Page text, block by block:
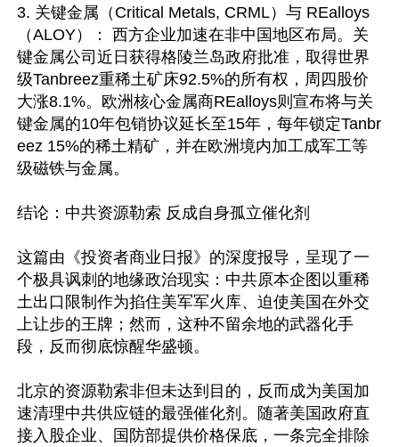
3. 关键金属（Critical Metals, CRML）与 REalloys
（ALOY）： 西方企业加速在非中国地区布局。关
键金属公司近日获得格陵兰岛政府批准，取得世界
级Tanbreez重稀土矿床92.5%的所有权，周四股价
大涨8.1%。欧洲核心金属商REalloys则宣布将与关
键金属的10年包销协议延长至15年，每年锁定Tanbr
eez 15%的稀土精矿，并在欧洲境内加工成军工等
级磁铁与金属。
结论：中共资源勒索 反成自身孤立催化剂
这篇由《投资者商业日报》的深度报导，呈现了一
个极具讽刺的地缘政治现实：中共原本企图以重稀
土出口限制作为掐住美军军火库、迫使美国在外交
上让步的王牌；然而，这种不留余地的武器化手
段，反而彻底惊醒华盛顿。
北京的资源勒索非但未达到目的，反而成为美国加
速清理中共供应链的最强催化剂。随著美国政府直
接入股企业、国防部提供价格保底，一条完全排除